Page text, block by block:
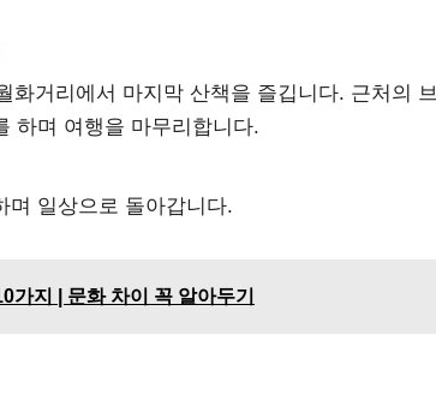
거리에서 마지막 산책을 즐깁니다. 근처의 브
하며 여행을 마무리합니다.
며 일상으로 돌아갑니다.
가지 | 문화 차이 꼭 알아두기